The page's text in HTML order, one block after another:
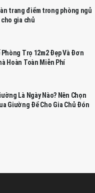
trang điểm trong phòng ngủ
gia chủ
Trọ 12m2 Đẹp Và Đơn
Hoàn Toàn Miễn Phí
Là Ngày Nào? Nên Chọn
Giường Để Cho Gia Chủ Đón